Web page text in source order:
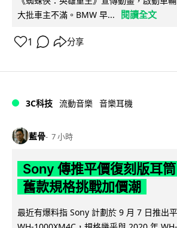
大批車主不滿。BMW 早...
閱讀全文
1 分享
3C科技 流動音樂 音樂耳機
藍骨 7 小時
Sony 傳推平價復刻版耳
舊款規格挑戰加價潮
最近有爆料指 Sony 計劃於 9 月 7 日推出